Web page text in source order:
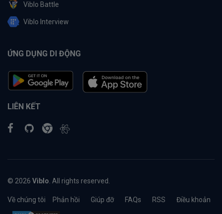
Viblo Battle
Viblo Interview
ỨNG DỤNG DI ĐỘNG
LIÊN KẾT
© 2026 Viblo . All rights reserved.
Về chúng tôi Phản hồi Giúp đỡ FAQs RSS Điều khoản